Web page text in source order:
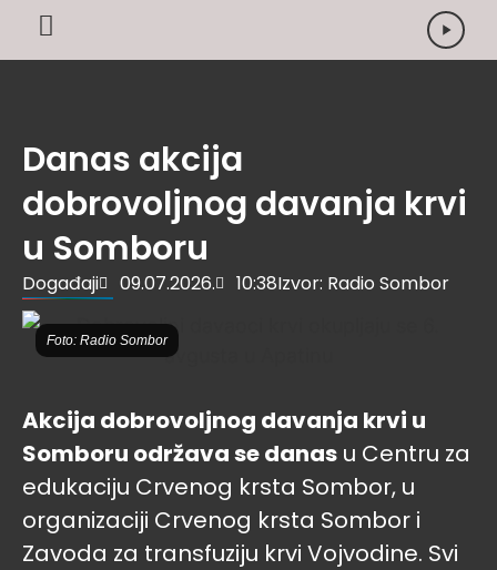
Danas akcija
dobrovoljnog davanja krvi
u Somboru
Događaji 09.07.2026. 10:38Izvor: Radio Sombor
Foto: Radio Sombor
Akcija dobrovoljnog davanja krvi u
Somboru održava se danas u Centru za
edukaciju Crvenog krsta Sombor, u
organizaciji Crvenog krsta Sombor i
Zavoda za transfuziju krvi Vojvodine. Svi